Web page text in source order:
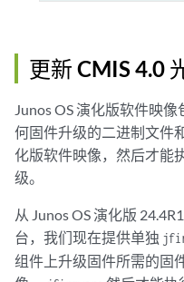
更新 CMIS 4.0
Junos OS 演化版软件映
何固件升级的二进制文件
化版软件映像，然后才能
级。
从 Junos OS 演化版
台，我们现在提供单独
组件上升级固件所需的固